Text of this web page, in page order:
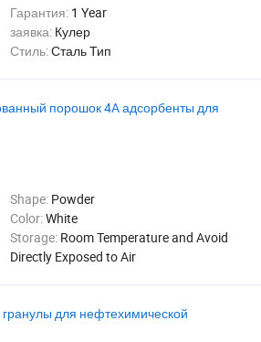
Гарантия: 1 Year
заявка: Кулер
Стиль:Сталь Тип
порошок 4A адсорбенты для
Shape: Powder
Color:White
Storage: Room Temperature and Avoid
Directly Exposed to Air
для нефтехимической